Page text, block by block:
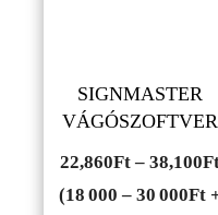
SIGNMASTER
VÁGÓSZOFTVER
22,860Ft – 38,100
(18 000 – 30 000Ft